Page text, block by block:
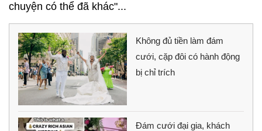
chuyện có thể đã khác"...
Không đủ tiền làm đám
cưới, cặp đôi có hành động
bị chỉ trích
Đám cưới đại gia, khách